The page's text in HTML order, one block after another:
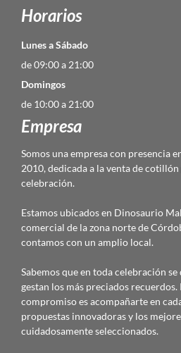
Horarios
Lunes a Sábado
de 09:00 a 21:00
Domingos
de 10:00 a 21:00
Empresa
Somos una empresa con presencia
2010, dedicada a la venta de
celebración.
Estamos ubicados en Dinosaurio
comercial de la zona norte de
contamos con un amplio local.
Sabemos que en toda celebración se
gestan los más preciados
compromiso es acompañarte en
propuestas innovadoras y los
cuidadosamente seleccionados.